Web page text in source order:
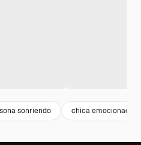
sonriendo chica emocionada